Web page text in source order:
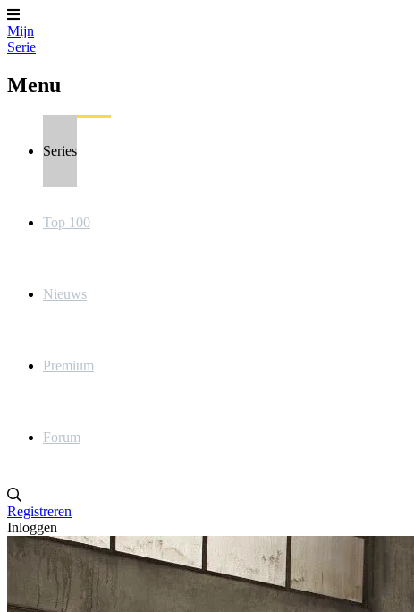
Mijn
Serie
Menu
Series
Top 100
Nieuws
Premium
Forum
Registreren
Inloggen